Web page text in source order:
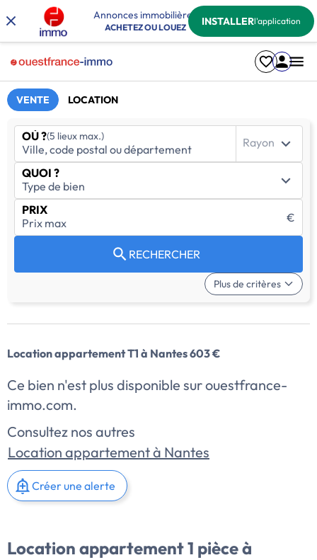
Annonces immobilières
ACHETEZ OU LOUEZ INSTALLERl'application
VENTE LOCATION
OÙ ?(5 lieux max.) Rayon
QUOI ?
PRIX
€
RECHERCHER
Plus de critères
Location appartement T1 à Nantes 603 €
Ce bien n'est plus disponible sur ouestfrance-
immo.com.
Consultez nos autres
Location appartement à Nantes
Créer une alerte
Location appartement 1 pièce à